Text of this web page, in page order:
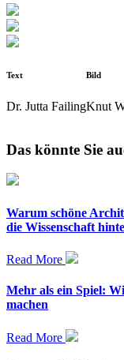
Text
Dr. Jutta Failing
Bild
Knut
Das könnte Sie
Warum schöne
die Wissenschaft
Read More
Mehr als ein Spiel:
machen
Read More